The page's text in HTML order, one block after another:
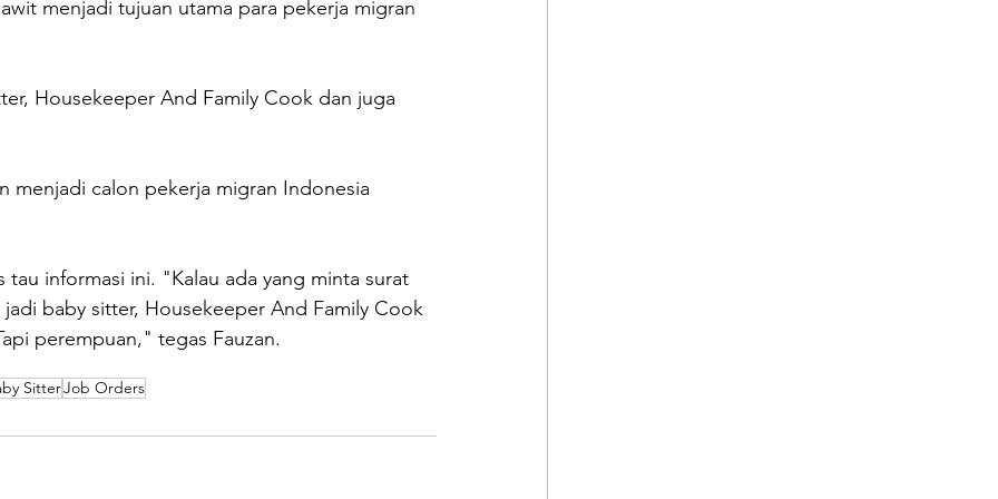
menjadi tujuan utama para pekerja migran
Housekeeper And Family Cook dan juga
menjadi calon pekerja migran Indonesia
informasi ini. "Kalau ada yang minta surat
baby sitter, Housekeeper And Family Cook
perempuan," tegas Fauzan.
SitterJob Orders